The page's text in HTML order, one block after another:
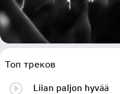
Топ треков
Liian paljon hyvää